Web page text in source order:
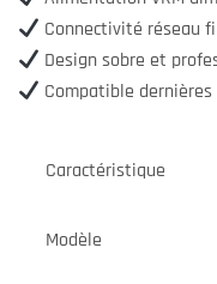
Connectivité réseau
Design sobre et
Compatible dernières
Caractéristique
Modèle